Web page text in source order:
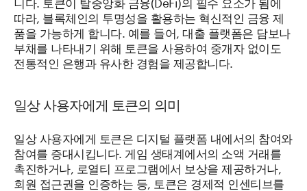
따라, 블록체인의 투명성을 활용하는 혁신적인 금융 제
품을 가능하게 합니다. 예를 들어, 대출 플랫폼은 담보나
부채를 나타내기 위해 토큰을 사용하여 중개자 없이도
전통적인 은행과 유사한 경험을 제공합니다.
일상 사용자에게 토큰의 의미
일상 사용자에게 토큰은 디지털 플랫폼 내에서의 참여와
참여를 증대시킵니다. 게임 생태계에서의 소액 거래를
촉진하거나, 로열티 프로그램에서 보상을 제공하거나,
회원 접근권을 인증하는 등, 토큰은 경제적 인센티브를